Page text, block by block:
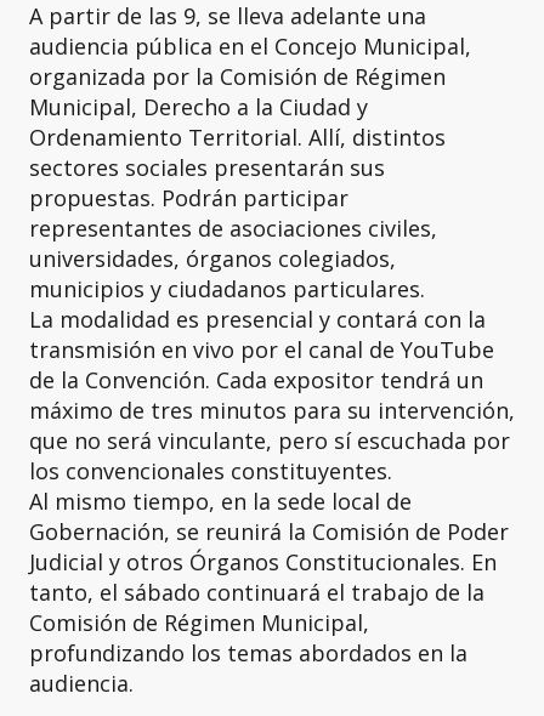
A partir de las 9, se lleva adelante una
audiencia pública en el Concejo Municipal,
organizada por la Comisión de Régimen
Municipal, Derecho a la Ciudad y
Ordenamiento Territorial. Allí, distintos
sectores sociales presentarán sus
propuestas. Podrán participar
representantes de asociaciones civiles,
universidades, órganos colegiados,
municipios y ciudadanos particulares.
La modalidad es presencial y contará con la
transmisión en vivo por el canal de YouTube
de la Convención. Cada expositor tendrá un
máximo de tres minutos para su intervención,
que no será vinculante, pero sí escuchada por
los convencionales constituyentes.
Al mismo tiempo, en la sede local de
Gobernación, se reunirá la Comisión de Poder
Judicial y otros Órganos Constitucionales. En
tanto, el sábado continuará el trabajo de la
Comisión de Régimen Municipal,
profundizando los temas abordados en la
audiencia.